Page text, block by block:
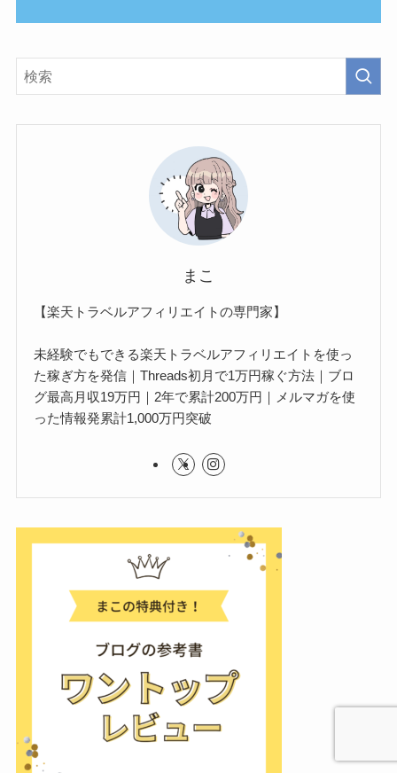
まこ
【楽天トラベルアフィリエイトの専門家】
未経験でもできる楽天トラベルアフィリエイトを使っ
た稼ぎ方を発信｜Threads初月で1万円稼ぐ方法｜ブロ
グ最高月収19万円｜2年で累計200万円｜メルマガを使
った情報発累計1,000万円突破